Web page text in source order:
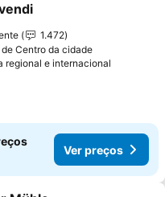
aos favoritos
1.472
Centro da cidade
regional e internacional
Ver preços